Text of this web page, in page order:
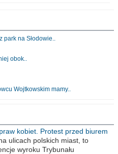
park na Słodowie..
obok..
Wojtkowskim mamy..
kobiet. Protest przed biurem
PiSulicach polskich miast, to
wyroku Trybunału